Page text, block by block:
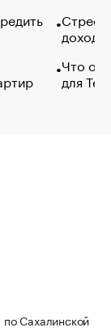
Что
для
Сахалинской